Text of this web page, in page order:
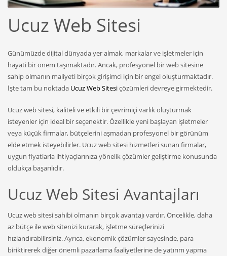
Ucuz Web Sitesi
Günümüzde dijital dünyada yer almak, markalar ve işletmeler için
hayati bir önem taşımaktadır. Ancak, profesyonel bir web sitesine
sahip olmanın maliyeti birçok girişimci için bir engel oluşturmaktadır.
İşte tam bu noktada Ucuz Web Sitesiçözümleri devreye girmektedir.
Ucuz web sitesi, kaliteli ve etkili bir çevrimiçi varlık oluşturmak
isteyenler için ideal bir seçenektir. Özellikle yeni başlayan işletmeler
veya küçük firmalar, bütçelerini aşmadan profesyonel bir görünüm
elde etmek isteyebilirler. Ucuz web sitesi hizmetleri sunan firmalar,
uygun fiyatlarla ihtiyaçlarınıza yönelik çözümler geliştirme konusunda
oldukça başarılıdır.
Ucuz Web Sitesi Avantajları
Ucuz web sitesi sahibi olmanın birçok avantajı vardır. Öncelikle, daha
az bütçe ile web sitenizi kurarak, işletme süreçlerinizi
hızlandırabilirsiniz. Ayrıca, ekonomik çözümler sayesinde, para
biriktirerek diğer önemli pazarlama faaliyetlerine de yatırım yapma